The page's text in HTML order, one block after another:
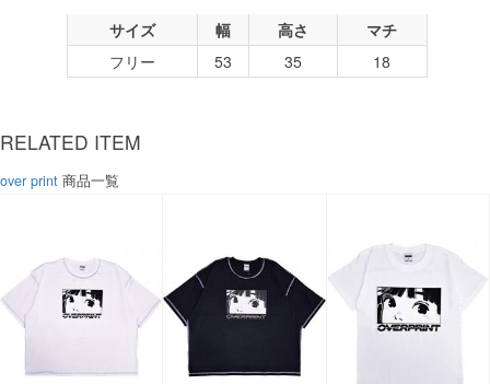
サイズ 幅 高さ
マチ
フリー
53 35 18
RELATED ITEM
over print 商品一覧